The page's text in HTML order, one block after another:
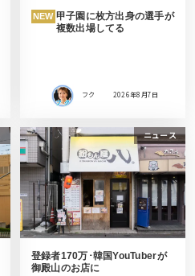
NEW 甲子園に枚方出身の選手が
複数出場してる
フク 2026年8月7日
ニュース
登録者170万･韓国YouTuberが
御殿山のお店に